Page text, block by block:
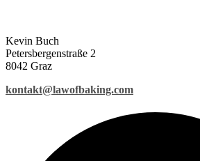
Kevin Buch
Petersbergenstraße 2
8042 Graz
kontakt@lawofbaking.com